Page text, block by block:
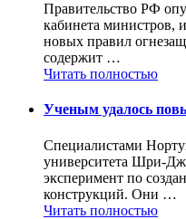
Правительство РФ
кабинета министров,
новых правил
содержит …
Читать полностью
Ученым удалось
Специалистами
университета Шри-
эксперимент по
конструкций. Они …
Читать полностью